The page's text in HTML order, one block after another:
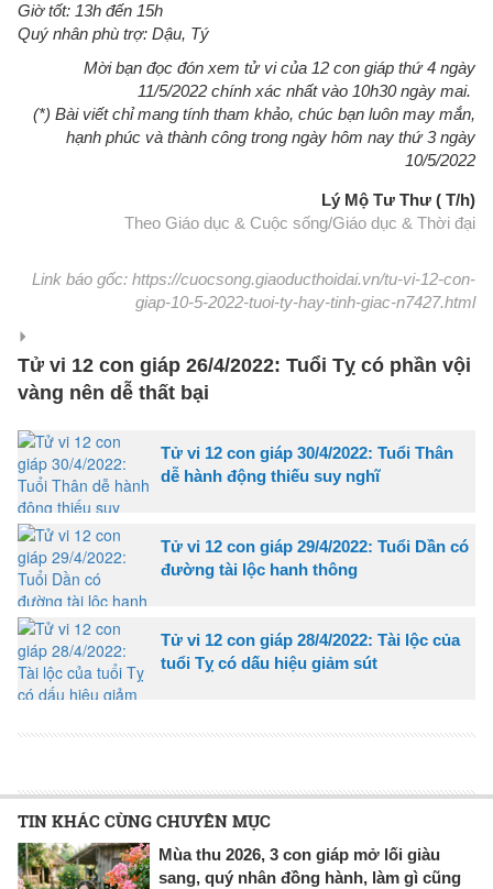
Giờ tốt: 13h đến 15h
Quý nhân phù trợ: Dậu, Tý
Mời bạn đọc đón xem tử vi của 12 con giáp thứ 4 ngày
11/5/2022 chính xác nhất vào 10h30 ngày mai.
(*) Bài viết chỉ mang tính tham khảo, chúc bạn luôn may mắn,
hạnh phúc và thành công trong ngày hôm nay thứ 3 ngày
10/5/2022
Lý Mộ Tư Thư ( T/h)
Theo Giáo dục & Cuộc sống/Giáo dục & Thời đại
Link báo gốc: https://cuocsong.giaoducthoidai.vn/tu-vi-12-con-
giap-10-5-2022-tuoi-ty-hay-tinh-giac-n7427.html
Tử vi 12 con giáp 26/4/2022: Tuổi Tỵ có phần vội
vàng nên dễ thất bại
Tử vi 12 con giáp 30/4/2022: Tuổi Thân
dễ hành động thiếu suy nghĩ
Tử vi 12 con giáp 29/4/2022: Tuổi Dần có
đường tài lộc hanh thông
Tử vi 12 con giáp 28/4/2022: Tài lộc của
tuổi Tỵ có dấu hiệu giảm sút
TIN KHÁC CÙNG CHUYÊN MỤC
Mùa thu 2026, 3 con giáp mở lối giàu
sang, quý nhân đồng hành, làm gì cũng